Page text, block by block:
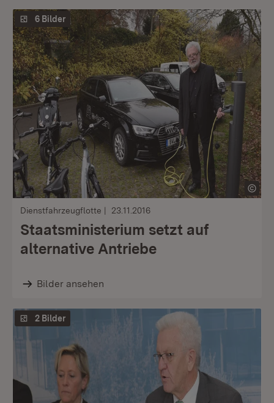
6 Bilder
Dienstfahrzeugflotte 23.11.2016
Staatsministerium setzt auf
alternative Antriebe
Bilder ansehen
2 Bilder